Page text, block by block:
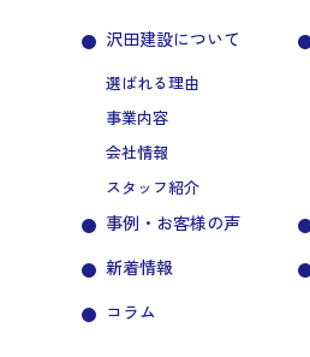
沢田建設について
選ばれる理由
事業内容
会社情報
スタッフ紹介
事例・お客様の声
新着情報
コラム